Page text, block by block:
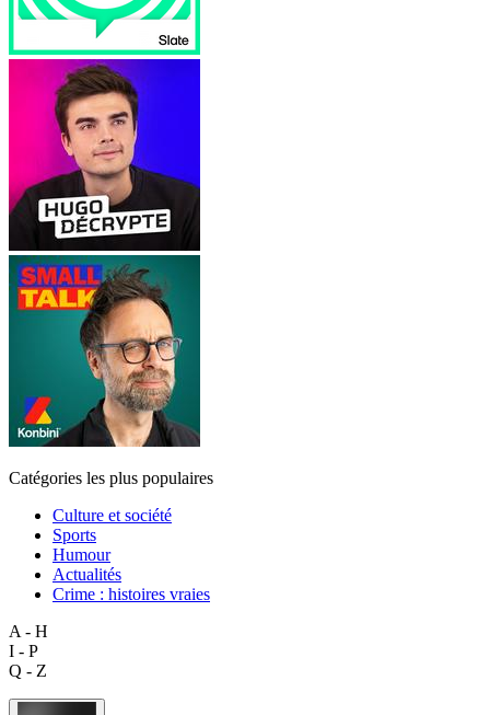
Catégories les plus populaires
Culture et société
Sports
Humour
Actualités
Crime : histoires vraies
A - H
I - P
Q - Z